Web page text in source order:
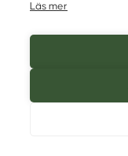
Läs mer